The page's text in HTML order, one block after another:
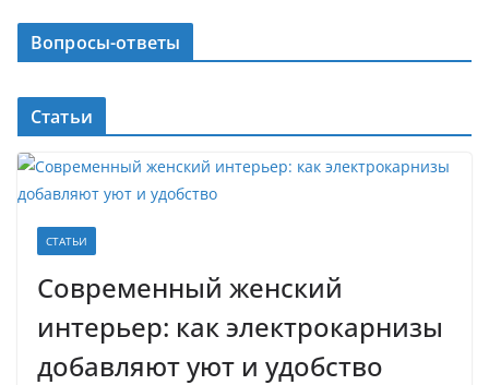
Вопросы-ответы
Статьи
СТАТЬИ
Современный женский
интерьер: как электрокарнизы
добавляют уют и удобство